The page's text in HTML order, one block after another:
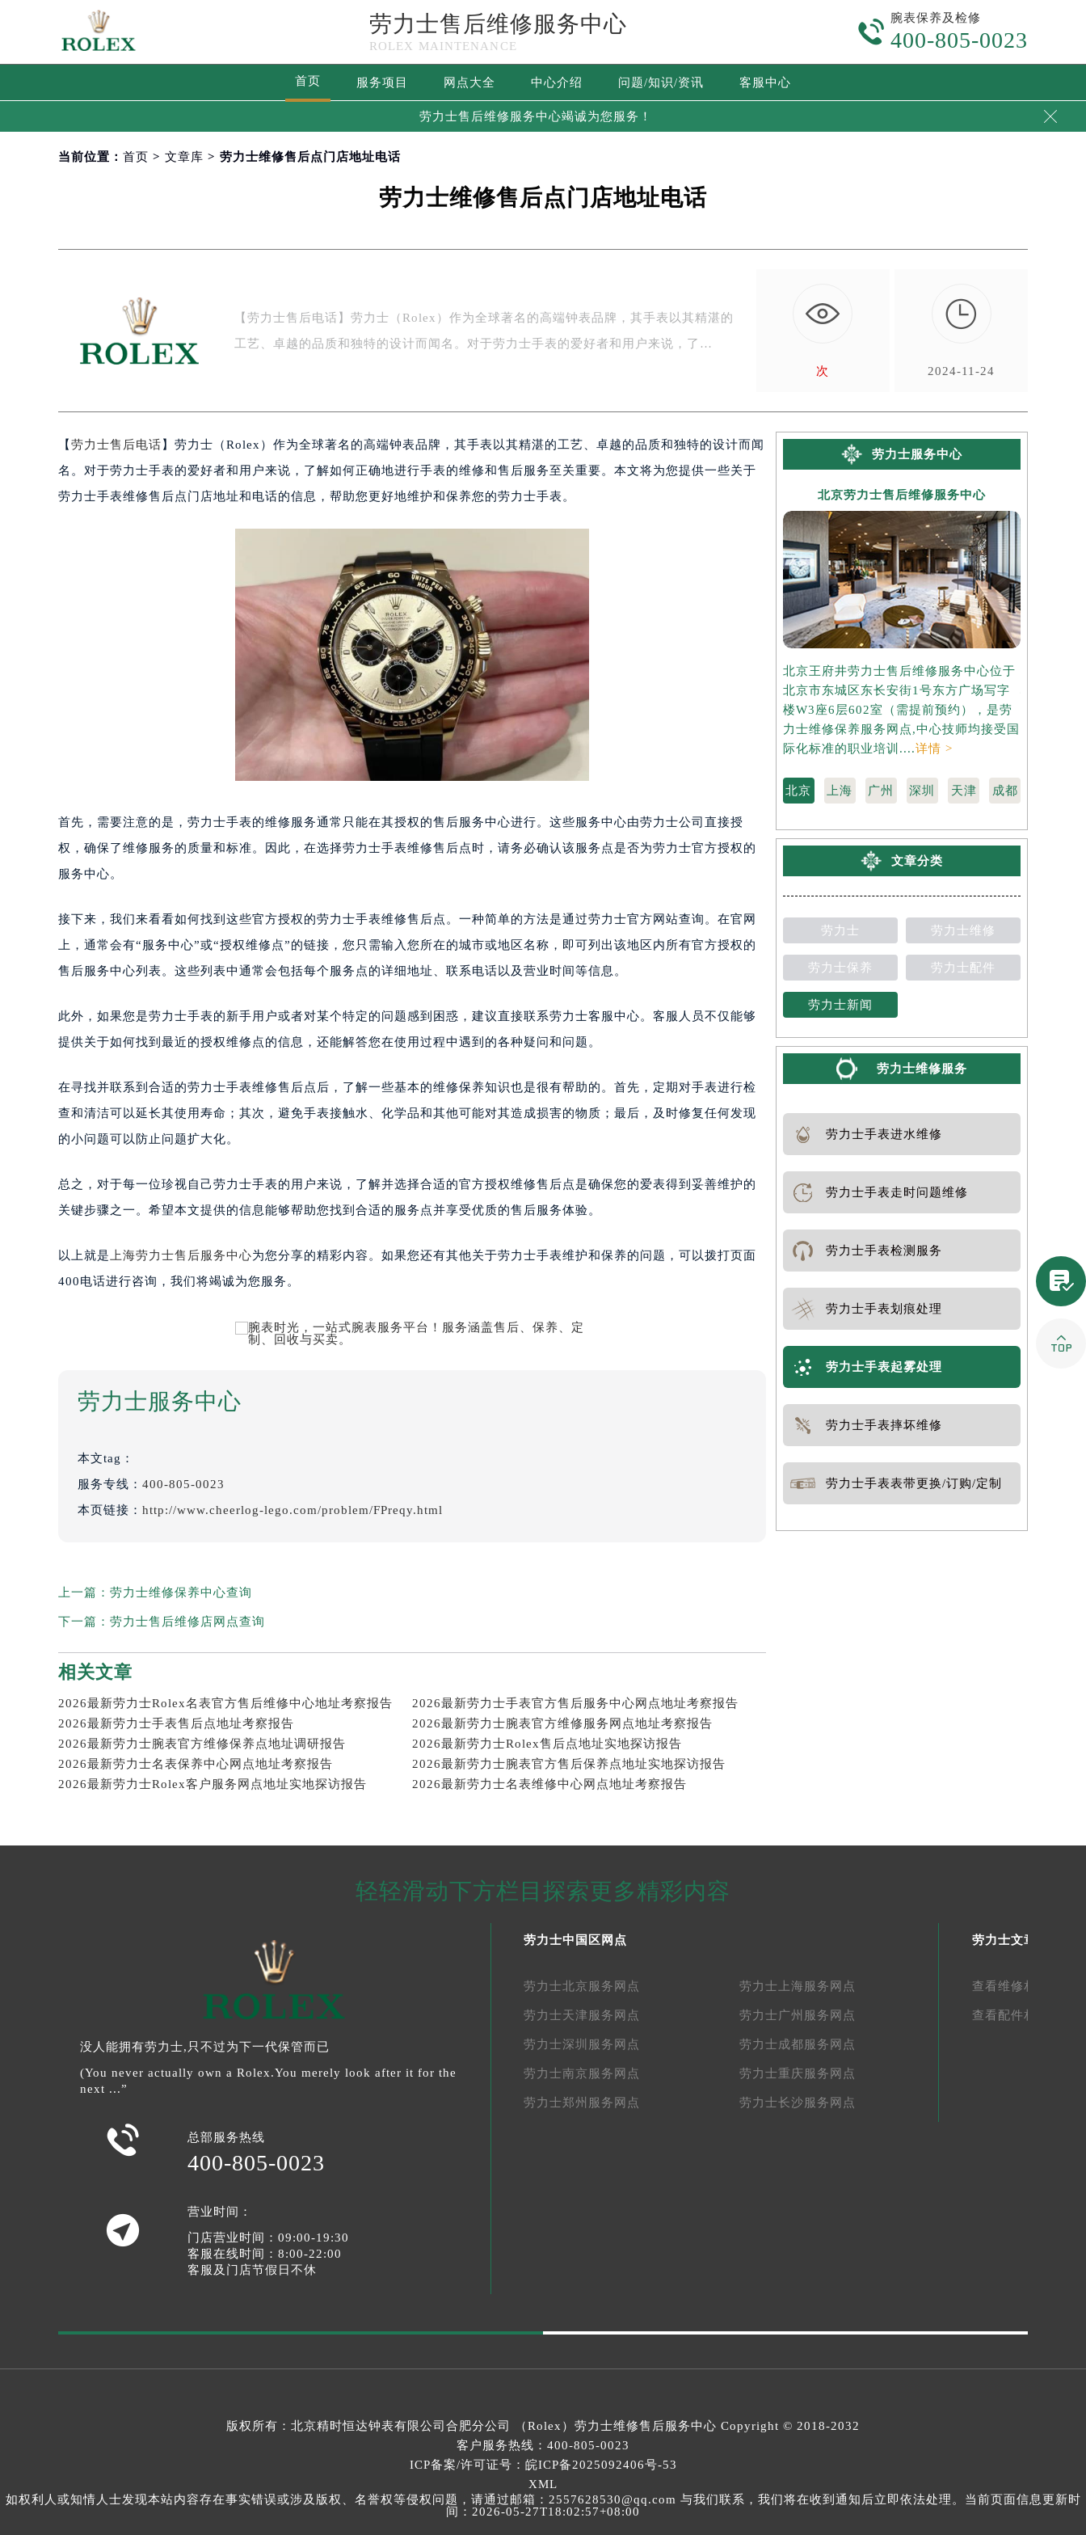
劳力士售后维修服务中心
ROLEX MAINTENANCE

腕表保养及检修
400-805-0023
首页 服务项目 网点大全 中心介绍 问题/知识/资讯 客服中心
劳力士售后维修服务中心竭诚为您服务！ 
当前位置： 首页 > 文章库 > 劳力士维修售后点门店地址电话
劳力士维修售后点门店地址电话
【劳力士售后电话】劳力士（Rolex）作为全球著名的高端钟表品牌，其手表以其精湛的
工艺、卓越的品质和独特的设计而闻名。对于劳力士手表的爱好者和用户来说，了…
次

2024-11-24
【 劳力士售后电话 】劳力士（Rolex）作为全球著名的高端钟表品牌，其手表以其精湛的工艺、卓越的品质和独特的设计而闻
名。对于劳力士手表的爱好者和用户来说，了解如何正确地进行手表的维修和售后服务至关重要。本文将为您提供一些关于
劳力士手表维修售后点门店地址和电话的信息，帮助您更好地维护和保养您的劳力士手表。
首先，需要注意的是，劳力士手表的维修服务通常只能在其授权的售后服务中心进行。这些服务中心由劳力士公司直接授
权，确保了维修服务的质量和标准。因此，在选择劳力士手表维修售后点时，请务必确认该服务点是否为劳力士官方授权的
服务中心。
接下来，我们来看看如何找到这些官方授权的劳力士手表维修售后点。一种简单的方法是通过劳力士官方网站查询。在官网
上，通常会有“服务中心”或“授权维修点”的链接，您只需输入您所在的城市或地区名称，即可列出该地区内所有官方授权的
售后服务中心列表。这些列表中通常会包括每个服务点的详细地址、联系电话以及营业时间等信息。
此外，如果您是劳力士手表的新手用户或者对某个特定的问题感到困惑，建议直接联系劳力士客服中心。客服人员不仅能够
提供关于如何找到最近的授权维修点的信息，还能解答您在使用过程中遇到的各种疑问和问题。
在寻找并联系到合适的劳力士手表维修售后点后，了解一些基本的维修保养知识也是很有帮助的。首先，定期对手表进行检
查和清洁可以延长其使用寿命；其次，避免手表接触水、化学品和其他可能对其造成损害的物质；最后，及时修复任何发现
的小问题可以防止问题扩大化。
总之，对于每一位珍视自己劳力士手表的用户来说，了解并选择合适的官方授权维修售后点是确保您的爱表得到妥善维护的
关键步骤之一。希望本文提供的信息能够帮助您找到合适的服务点并享受优质的售后服务体验。
以上就是 上海劳力士售后服务中心为您分享的精彩内容。如果您还有其他关于劳力士手表维护和保养的问题，可以拨打页面
400电话进行咨询，我们将竭诚为您服务。
劳力士服务中心
本文tag：
服务专线： 400-805-0023
本页链接： http://www.cheerlog-lego.com/problem/FPreqy.html
上一篇： 劳力士维修保养中心查询
下一篇： 劳力士售后维修店网点查询
相关文章
2026最新劳力士Rolex名表官方售后维修中心地址考察报告
2026最新劳力士手表官方售后服务中心网点地址考察报告
2026最新劳力士手表售后点地址考察报告
2026最新劳力士腕表官方维修服务网点地址考察报告
2026最新劳力士腕表官方维修保养点地址调研报告
2026最新劳力士Rolex售后点地址实地探访报告
2026最新劳力士名表保养中心网点地址考察报告
2026最新劳力士腕表官方售后保养点地址实地探访报告
2026最新劳力士Rolex客户服务网点地址实地探访报告
2026最新劳力士名表维修中心网点地址考察报告
劳力士服务中心
北京劳力士售后维修服务中心
北京王府井劳力士售后维修服务中心位于
北京市东城区东长安街1号东方广场写字
楼W3座6层602室（需提前预约），是劳
力士维修保养服务网点,中心技师均接受国
际化标准的职业培训....详情 >
北京 上海 广州 深圳 天津 成都
文章分类
劳力士 劳力士维修
劳力士保养 劳力士配件
劳力士新闻
劳力士维修服务
劳力士手表进水维修
劳力士手表走时问题维修
劳力士手表检测服务
劳力士手表划痕处理
劳力士手表起雾处理
劳力士手表摔坏维修
劳力士手表表带更换/订购/定制
轻轻滑动下方栏目探索更多精彩内容
没人能拥有劳力士,只不过为下一代保管而已
(You never actually own a Rolex.You merely look after it for the
next ...”
 总部服务热线
400-805-0023

营业时间：
门店营业时间：09:00-19:30
客服在线时间：8:00-22:00
客服及门店节假日不休
劳力士中国区网点
劳力士北京服务网点 劳力士上海服务网点
劳力士天津服务网点 劳力士广州服务网点
劳力士深圳服务网点 劳力士成都服务网点
劳力士南京服务网点 劳力士重庆服务网点
劳力士郑州服务网点 劳力士长沙服务网点
劳力士文章库
查看维修相关文章
查看配件相关文章
版权所有：北京精时恒达钟表有限公司合肥分公司 （Rolex） 劳力士维修售后服务中心 Copyright © 2018-2032
客户服务热线： 400-805-0023
ICP备案/许可证号：皖ICP备2025092406号-53
XML
如权利人或知情人士发现本站内容存在事实错误或涉及版权、名誉权等侵权问题，请通过邮箱：2557628530@qq.com 与我们联系，我们将在收到通知后立即依法处理。当前页面信息更新时
间：2026-05-27T18:02:57+08:00

